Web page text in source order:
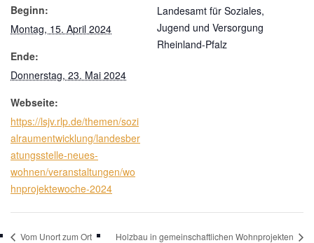
Beginn:
Montag, 15. April 2024
Ende:
Donnerstag, 23. Mai 2024
Webseite:
https://lsjv.rlp.de/themen/sozi
alraumentwicklung/landesber
atungsstelle-neues-
wohnen/veranstaltungen/wo
hnprojektewoche-2024
Landesamt für Soziales,
Jugend und Versorgung
Rheinland-Pfalz
Vom Unort zum Ort Holzbau in gemeinschaftlichen Wohnprojekten